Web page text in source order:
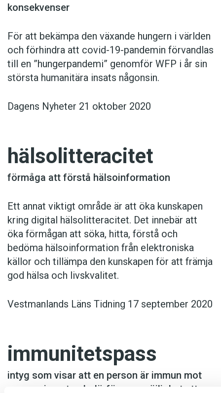
konsekvenser
För att bekämpa den växande hungern i världen
och förhindra att covid-19-pandemin förvandlas
till en ”hungerpandemi” genomför WFP i år sin
största humanitära insats någonsin.
Dagens Nyheter 21 oktober 2020
hälsolitteracitet
förmåga att förstå hälsoinformation
Ett annat viktigt område är att öka kunskapen
kring digital hälsolitteracitet. Det innebär att
öka förmågan att söka, hitta, förstå och
bedöma hälsoinformation från elektroniska
källor och tillämpa den kunskapen för att främja
god hälsa och livskvalitet.
Vestmanlands Läns Tidning 17 september 2020
immunitetspass
intyg som visar att en person är immun mot
coronaviruset och därför ges möjlighet att